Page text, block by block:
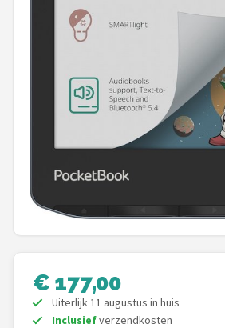
MMOBIEL
i12Cover
Goodline
Kobo
Alle merken →
€ 177,00
Uiterlijk 11 augustus in huis
Inclusiefverzendkosten